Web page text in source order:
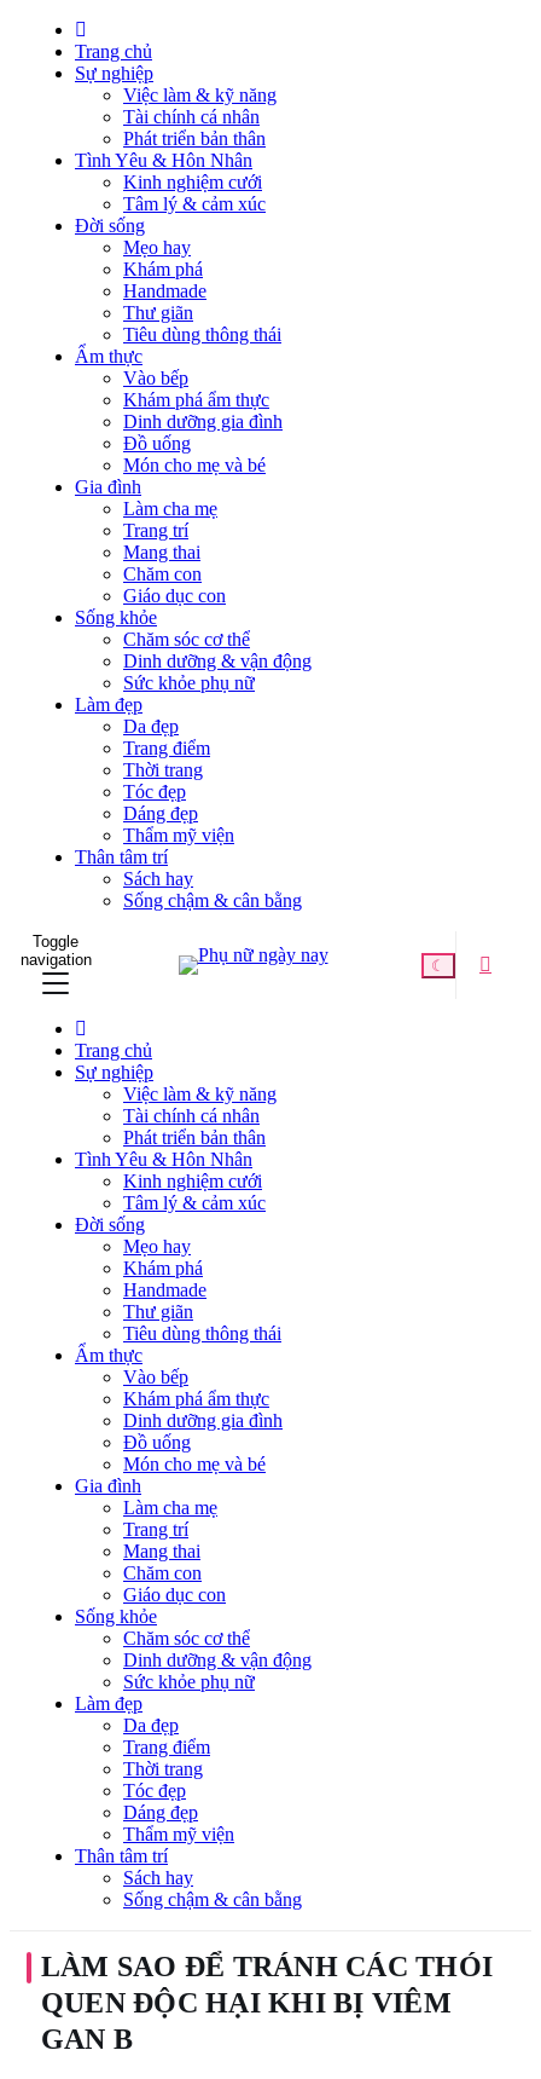
Trang chủ
Sự nghiệp
Việc làm & kỹ năng
Tài chính cá nhân
Phát triển bản thân
Tình Yêu & Hôn Nhân
Kinh nghiệm cưới
Tâm lý & cảm xúc
Đời sống
Mẹo hay
Khám phá
Handmade
Thư giãn
Tiêu dùng thông thái
Ẩm thực
Vào bếp
Khám phá ẩm thực
Dinh dưỡng gia đình
Đồ uống
Món cho mẹ và bé
Gia đình
Làm cha mẹ
Trang trí
Mang thai
Chăm con
Giáo dục con
Sống khỏe
Chăm sóc cơ thể
Dinh dưỡng & vận động
Sức khỏe phụ nữ
Làm đẹp
Da đẹp
Trang điểm
Thời trang
Tóc đẹp
Dáng đẹp
Thẩm mỹ viện
Thân tâm trí
Sách hay
Sống chậm & cân bằng
Toggle
navigation
☾
Trang chủ
Sự nghiệp
Việc làm & kỹ năng
Tài chính cá nhân
Phát triển bản thân
Tình Yêu & Hôn Nhân
Kinh nghiệm cưới
Tâm lý & cảm xúc
Đời sống
Mẹo hay
Khám phá
Handmade
Thư giãn
Tiêu dùng thông thái
Ẩm thực
Vào bếp
Khám phá ẩm thực
Dinh dưỡng gia đình
Đồ uống
Món cho mẹ và bé
Gia đình
Làm cha mẹ
Trang trí
Mang thai
Chăm con
Giáo dục con
Sống khỏe
Chăm sóc cơ thể
Dinh dưỡng & vận động
Sức khỏe phụ nữ
Làm đẹp
Da đẹp
Trang điểm
Thời trang
Tóc đẹp
Dáng đẹp
Thẩm mỹ viện
Thân tâm trí
Sách hay
Sống chậm & cân bằng
LÀM SAO ĐỂ TRÁNH CÁC THÓI
QUEN ĐỘC HẠI KHI BỊ VIÊM
GAN B